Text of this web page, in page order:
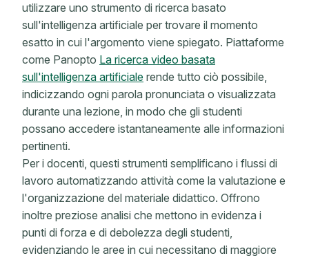
utilizzare uno strumento di ricerca basato
sull'intelligenza artificiale per trovare il momento
esatto in cui l'argomento viene spiegato. Piattaforme
come Panopto La ricerca video basata
sull'intelligenza artificiale rende tutto ciò possibile,
indicizzando ogni parola pronunciata o visualizzata
durante una lezione, in modo che gli studenti
possano accedere istantaneamente alle informazioni
pertinenti.
Per i docenti, questi strumenti semplificano i flussi di
lavoro automatizzando attività come la valutazione e
l'organizzazione del materiale didattico. Offrono
inoltre preziose analisi che mettono in evidenza i
punti di forza e di debolezza degli studenti,
evidenziando le aree in cui necessitano di maggiore